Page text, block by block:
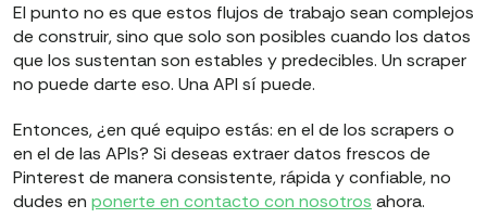
El punto no es que estos flujos de trabajo sean complejos
de construir, sino que solo son posibles cuando los datos
que los sustentan son estables y predecibles. Un scraper
no puede darte eso. Una API sí puede.
Entonces, ¿en qué equipo estás: en el de los scrapers o
en el de las APIs? Si deseas extraer datos frescos de
Pinterest de manera consistente, rápida y confiable, no
dudes en ponerte en contacto con nosotros ahora.